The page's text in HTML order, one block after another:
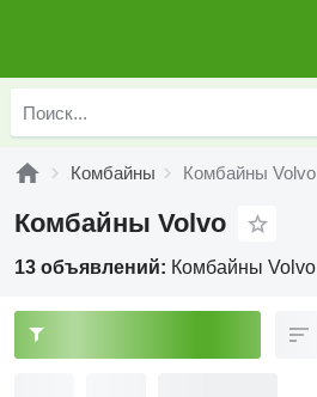
Комбайны Комбайны Volvo
Комбайны Volvo
13 объявлений: Комбайны Volvo